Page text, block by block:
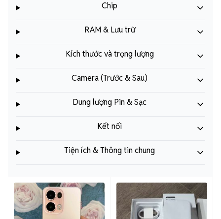
Chip
RAM & Lưu trữ
Kích thước và trọng lượng
Camera (Trước & Sau)
Dung lượng Pin & Sạc
Kết nối
Tiện ích & Thông tin chung